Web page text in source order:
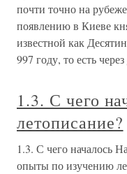
почти точно на
появлению в Киеве
известной как
997 году, то есть
1.3. С чего
летописание?
1.3. С чего началось
опыты по изучению